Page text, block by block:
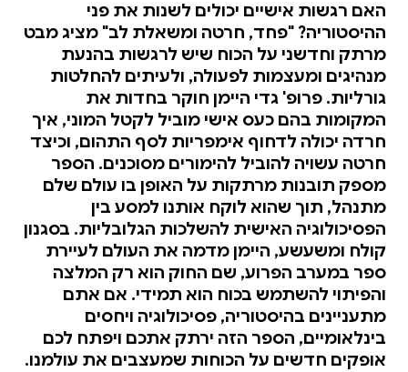
האם רגשות אישיים יכולים לשנות את פני
ההיסטוריה? "פחד, חרטה ומשאלת לב" מציג מבט
מרתק וחדשני על הכוח שיש לרגשות בהנעת
מנהיגים ומעצמות לפעולה, ולעיתים להחלטות
גורליות. פרופ' גדי היימן חוקר בחדות את
המקומות בהם כעס אישי מוביל לקטל המוני, איך
חרדה יכולה לדחוף אימפריות לסף התהום, וכיצד
חרטה עשויה להוביל להימורים מסוכנים. הספר
מספק תובנות מרתקות על האופן בו עולם שלם
מתנהל, תוך שהוא לוקח אותנו למסע בין
הפסיכולוגיה האישית להשלכות הגלובליות. בסגנון
קולח ומשעשע, היימן מדמה את העולם לעיירת
ספר במערב הפרוע, שם החוק הוא רק המלצה
והפיתוי להשתמש בכוח הוא תמידי. אם אתם
מתעניינים בהיסטוריה, פסיכולוגיה ויחסים
בינלאומיים, הספר הזה ירתק אתכם ויפתח לכם
אופקים חדשים על הכוחות שמעצבים את עולמנו.